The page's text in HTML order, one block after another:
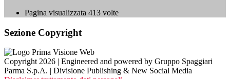
Pagina visualizzata 413 volte
Sezione Copyright
Copyright 2026 | Engineered and powered by Gruppo Spaggiari
Parma S.p.A. | Divisione Publishing & New Social Media